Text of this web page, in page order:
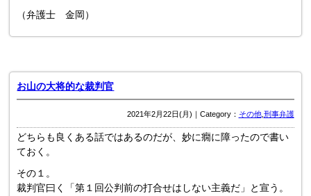
（弁護士 金岡）
お山の大将的な裁判官
2021年2月22日(月)｜Category： その他, 刑事弁護
どちらも良くある話ではあるのだが、妙に癇に障ったので書い
ておく。
その１。
裁判官曰く「第１回公判前の打合せはしない主義だ」と宣う。